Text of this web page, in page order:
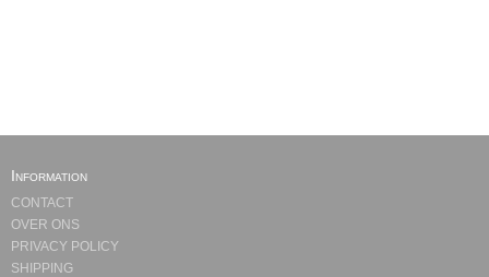
Information
CONTACT
OVER ONS
PRIVACY POLICY
SHIPPING